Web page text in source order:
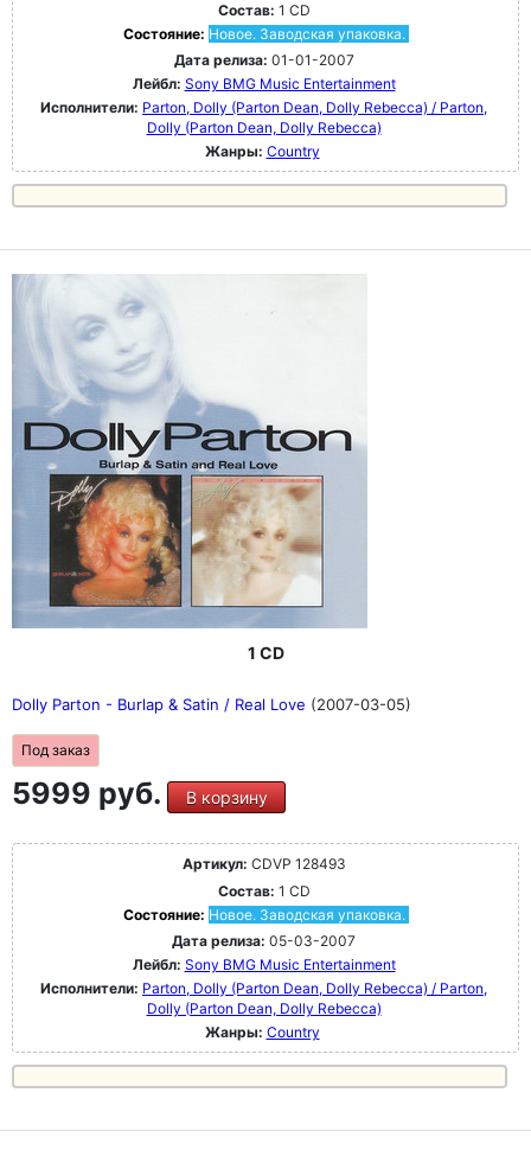
Состав: 1 CD
Состояние: Новое. Заводская упаковка.
Дата релиза: 01-01-2007
Лейбл: Sony BMG Music Entertainment
Исполнители: Parton, Dolly (Parton Dean, Dolly Rebecca) / Parton,
Dolly (Parton Dean, Dolly Rebecca)
Жанры: Country
1 CD
Dolly Parton - Burlap & Satin / Real Love (2007-03-05)
Под заказ
5999 руб. В корзину
Артикул: CDVP 128493
Состав: 1 CD
Состояние: Новое. Заводская упаковка.
Дата релиза: 05-03-2007
Лейбл: Sony BMG Music Entertainment
Исполнители: Parton, Dolly (Parton Dean, Dolly Rebecca) / Parton,
Dolly (Parton Dean, Dolly Rebecca)
Жанры: Country